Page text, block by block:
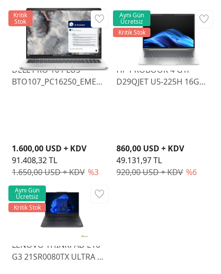
DELL PRO 16 PLUS
BTO107_PC16250_EMEA
1.650,00 USD + KDV %3
1.600,00 USD + KDV
91.408,32 TL
Kritik
Stok
HP PROBOOK 4 G1i
D29QJET U5-225H 16GB
920,00 USD + KDV %6
860,00 USD + KDV
49.131,97 TL
Aynı Gün
Ücretsiz
Kritik Stok
LENOVO THINKPAD E16
G3 21SR0080TX ULTRA 5
Aynı Gün
Ücretsiz
Kritik Stok